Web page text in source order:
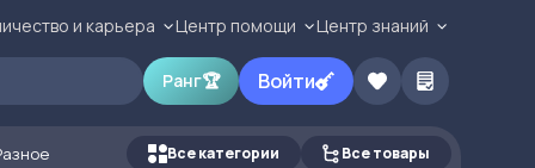
и карьера Центр помощи Центр знаний
Ранг🏆 Войти
Все категории Все товары